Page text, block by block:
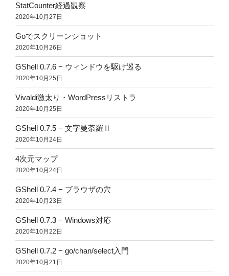
StatCounter経過観察
2020年10月27日
Goでスクリーンショット
2020年10月26日
GShell 0.7.6 − ウィンドウを駆け巡る
2020年10月25日
Vivaldi激太り・WordPressリストラ
2020年10月25日
GShell 0.7.5 − 文字曼荼羅Ⅱ
2020年10月24日
4次元マップ
2020年10月24日
GShell 0.7.4 − ブラウザの穴
2020年10月23日
GShell 0.7.3 − Windows対応
2020年10月22日
GShell 0.7.2 − go/chan/select入門
2020年10月21日